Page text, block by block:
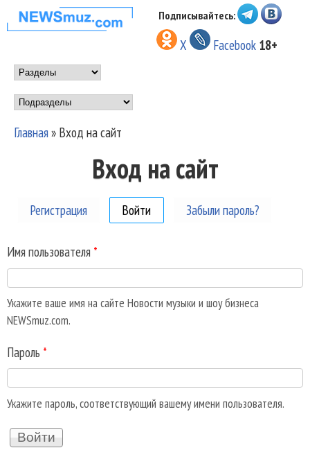
Перейти к основному
содержанию
НОВОСТИ
МУЗЫКИ И
ШОУ БИЗНЕСА
NEWSMUZ.COM
Подписывайтесь:
X Facebook 18+
Main menu
Подразделы
Вы здесь
Главная» Вход на сайт
Вход на сайт
Регистрация Войти (активная вкладка)
Забыли пароль?
Имя пользователя *
Укажите ваше имя на сайте Новости музыки и шоу бизнеса
NEWSmuz.com.
Пароль *
Укажите пароль, соответствующий вашему имени пользователя.